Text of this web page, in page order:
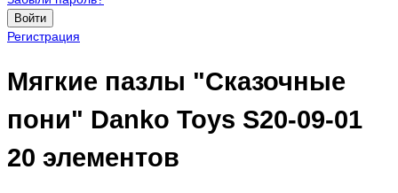
Войти
Регистрация
Мягкие пазлы "Сказочные
пони" Danko Toys S20-09-01
20 элементов